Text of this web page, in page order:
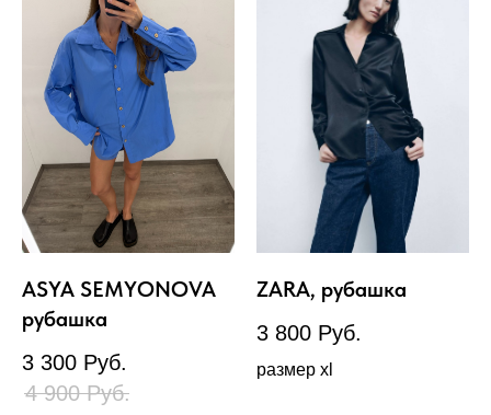
ASYA SEMYONOVA
рубашка
3 300 Руб.
4 900 Руб.
ZARA, рубашка
3 800 Руб.
размер xl